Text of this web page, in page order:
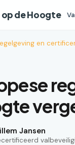
de Hoogte
en
Jansen